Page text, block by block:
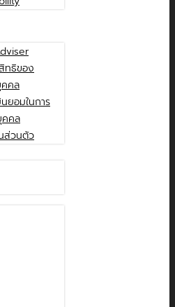
ทธิของ
คคล
ยอมในการ
คคล
ส่วนตัว